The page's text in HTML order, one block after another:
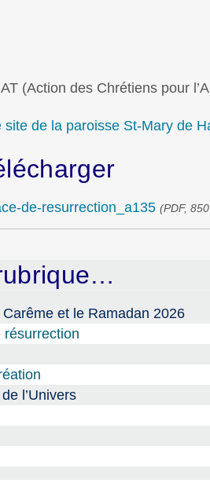
(Action des Chrétiens pour
site de la paroisse St-Mary de
de-resurrection_a135 (PDF,
et le Ramadan 2026
résurrection
l’Univers